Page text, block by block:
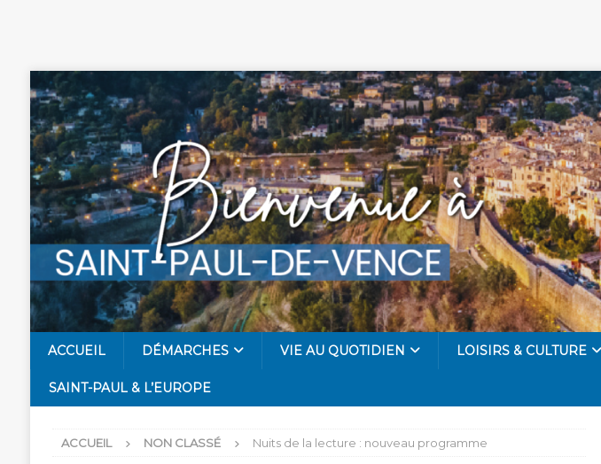
ACCUEIL DÉMARCHES VIE AU QUOTIDIEN LOISIRS & CULTURE
SAINT-PAUL & L’EUROPE
ACCUEIL NON CLASSÉ Nuits de la lecture : nouveau programme